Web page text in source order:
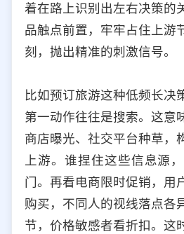
着在路上识别出左右决策的
品触点前置，牢牢占住上游
刻，抛出精准的刺激信号。
比如预订旅游这种低频长决
第一动作往往是搜索。这意
商店曝光、社交平台种草，
上游。谁捏住这些信息源
门。再看电商限时促销，用
购买，不同人的视线落点各
节，价格敏感者看折扣。这